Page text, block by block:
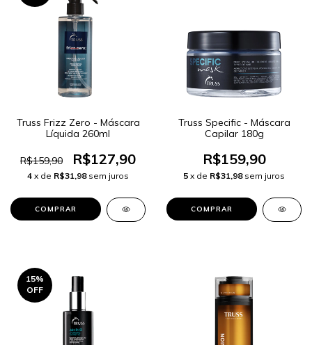
Truss Frizz Zero - Máscara
Líquida 260ml
R$159,90 R$127,90
4 x de R$31,98 sem juros
Truss Specific - Máscara
Capilar 180g
R$159,90
5 x de R$31,98 sem juros
15%
OFF